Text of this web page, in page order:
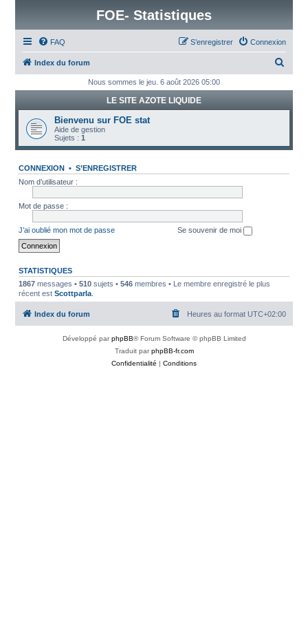
FOE- Statistiques
FAQ Connexion
S’enregistrer
Index du forum
h
r
Nous sommes le jeu. 6 août 2026 05:00
LE SITE AZOTE LIQUIDE
Bienvenu sur FOE stat
Aide de gestion
Sujets : 1
CONNEXION• S’ENREGISTRER
Nom d’utilisateur :
Mot de passe :
J’ai oublié mon mot de passe Se souvenir de moi
STATISTIQUES
1867messages • 510sujets • 546membres • Le membre enregistré le plus
récent est ScottparIa.
Index du forum Heures au format UTC+02:00
Développé parphpBB® Forum Software © phpBB Limited
Traduit parphpBB-fr.com
Confidentialité | Conditions